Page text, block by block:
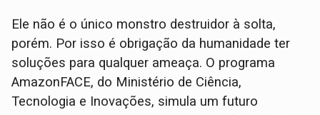
Ele não é o único monstro destruidor à solta,
porém. Por isso é obrigação da humanidade ter
soluções para qualquer ameaça. O programa
AmazonFACE, do Ministério de Ciência,
Tecnologia e Inovações, simula um futuro